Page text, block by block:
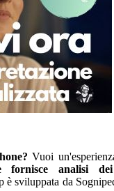
Vuoi
fornisce analisi
è sviluppata da